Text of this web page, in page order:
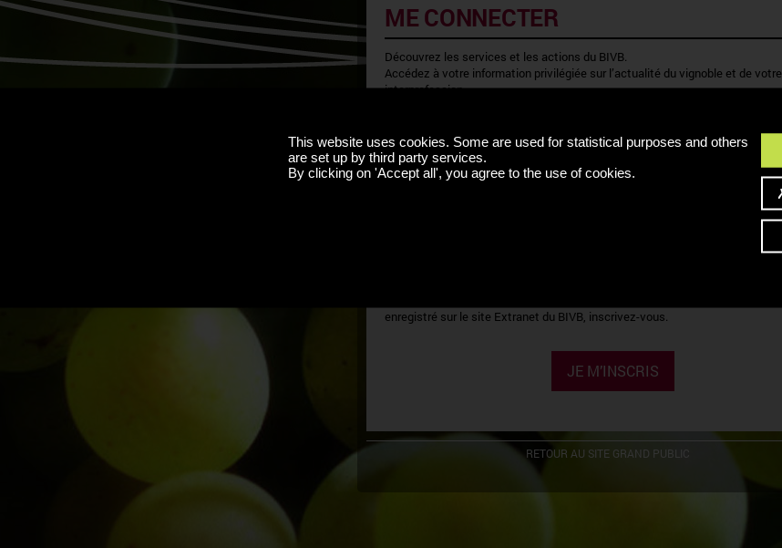
ME CONNECTER
Découvrez les services et les actions du BIVB.
Accédez à votre information privilégiée sur l’actualité du vignoble et de votre
interprofession.
CODE CONFIDENTIEL
enregistré sur le site Extranet du BIVB, inscrivez-vous.
JE M’INSCRIS
RETOUR AU SITE GRAND PUBLIC
This website uses cookies. Some are used for statistical purposes and others
are set up by third party services.
By clicking on 'Accept all', you agree to the use of cookies.